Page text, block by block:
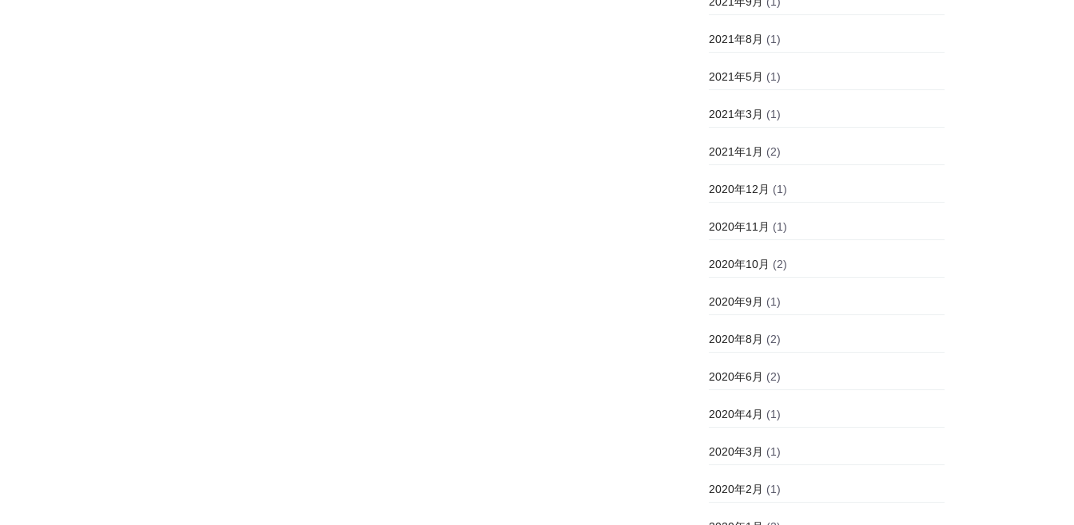
2021年8月 (1)
2021年5月 (1)
2021年3月 (1)
2021年1月 (2)
2020年12月 (1)
2020年11月 (1)
2020年10月 (2)
2020年9月 (1)
2020年8月 (2)
2020年6月 (2)
2020年4月 (1)
2020年3月 (1)
2020年2月 (1)